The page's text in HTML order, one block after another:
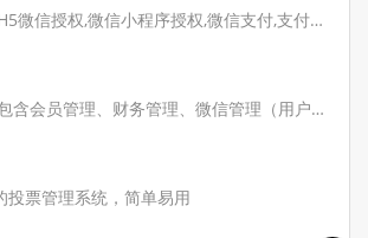
微信授权,微信小程序授权,微信支付,支付宝
含会员管理、财务管理、微信管理（用户授
票管理系统，简单易用